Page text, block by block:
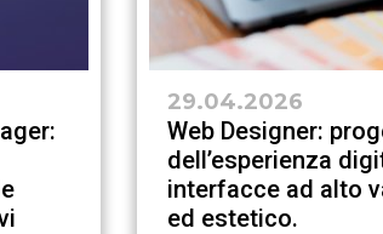
29.04.2026
Web Designer:
dell’esperienza
interfacce ad alto
ed estetico.